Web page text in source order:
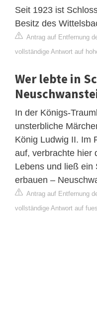
Seit 1923 ist
Besitz des
Antrag auf Entfernung
vollständige Antwort auf
Wer lebte in
In der Königs-
unsterbliche
König Ludwig II. Im
auf, verbrachte hier
Lebens und ließ ein
erbauen –
Antrag auf Entfernung
vollständige Antwort auf